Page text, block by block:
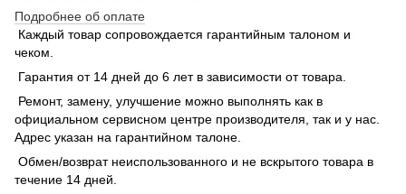
Подробнее об оплате
Каждый товар сопровождается гарантийным талоном и
чеком.
Гарантия от 14 дней до 6 лет в зависимости от товара.
Ремонт, замену, улучшение можно выполнять как в
официальном сервисном центре производителя, так и у нас.
Адрес указан на гарантийном талоне.
Обмен/возврат неиспользованного и не вскрытого товара в
течение 14 дней.